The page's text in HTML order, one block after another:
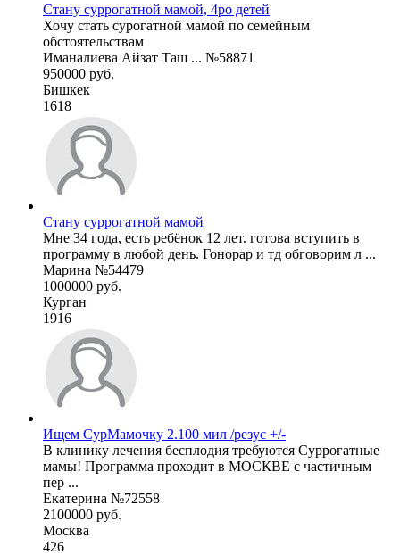
Стану суррогатной мамой, 4ро детей
Хочу стать сурогатной мамой по семейным
обстоятельствам
Иманалиева Айзат Таш ... №58871
950000 руб.
Бишкек
1618
Стану суррогатной мамой
Мне 34 года, есть ребёнок 12 лет. готова вступить в
программу в любой день. Гонорар и тд обговорим л ...
Марина №54479
1000000 руб.
Курган
1916
Ищем СурМамочку 2.100 мил /резус +/-
В клинику лечения бесплодия требуются Суррогатные
мамы! Программа проходит в МОСКВЕ с частичным
пер ...
Екатерина №72558
2100000 руб.
Москва
426